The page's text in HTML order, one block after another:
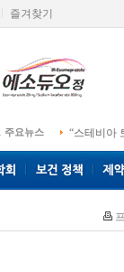
즐겨찾기
주요뉴스 “스테비아